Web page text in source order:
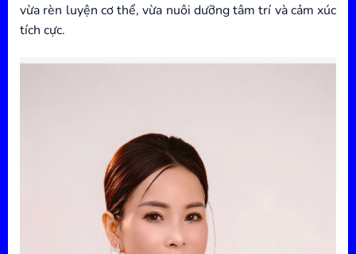
vừa rèn luyện cơ thể, vừa nuôi dưỡng tâm trí và cảm xúc
tích cực.